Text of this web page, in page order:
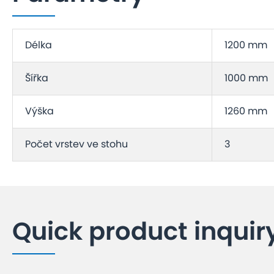
Délka 1200 mm
Šířka 1000 mm
Výška 1260 mm
Počet vrstev ve stohu 3
Quick product